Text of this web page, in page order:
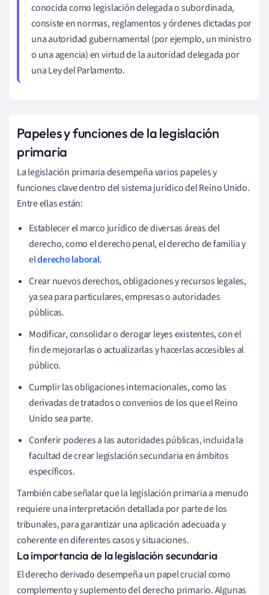
conocida como legislación delegada o subordinada,
consiste en normas, reglamentos y órdenes dictadas por
una autoridad gubernamental (por ejemplo, un ministro
o una agencia) en virtud de la autoridad delegada por
una Ley del Parlamento.
Papeles y funciones de la legislación
primaria
La legislación primaria desempeña varios papeles y
funciones clave dentro del sistema jurídico del Reino Unido.
Entre ellas están:
Establecer el marco jurídico de diversas áreas del
derecho, como el derecho penal, el derecho de familia y
elderecho laboral.
Crear nuevos derechos, obligaciones y recursos legales,
ya sea para particulares, empresas o autoridades
públicas.
Modificar, consolidar o derogar leyes existentes, con el
fin de mejorarlas o actualizarlas y hacerlas accesibles al
público.
Cumplir las obligaciones internacionales, como las
derivadas de tratados o convenios de los que el Reino
Unido sea parte.
Conferir poderes a las autoridades públicas, incluida la
facultad de crear legislación secundaria en ámbitos
específicos.
También cabe señalar que la legislación primaria a menudo
requiere una interpretación detallada por parte de los
tribunales, para garantizar una aplicación adecuada y
coherente en diferentes casos y situaciones.
La importancia de la legislación secundaria
El derecho derivado desempeña un papel crucial como
complemento y suplemento del derecho primario. Algunas